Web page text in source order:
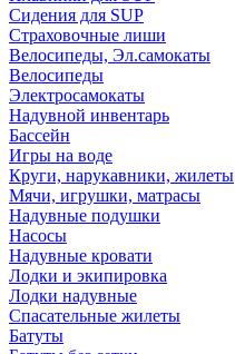
Сидения для SUP
Страховочные лиши
Велосипеды, Эл.самокаты
Велосипеды
Электросамокаты
Надувной инвентарь
Бассейн
Игры на воде
Круги, нарукавники, жилеты
Мячи, игрушки, матрасы
Надувные подушки
Насосы
Надувные кровати
Лодки и экипировка
Лодки надувные
Спасательные жилеты
Батуты